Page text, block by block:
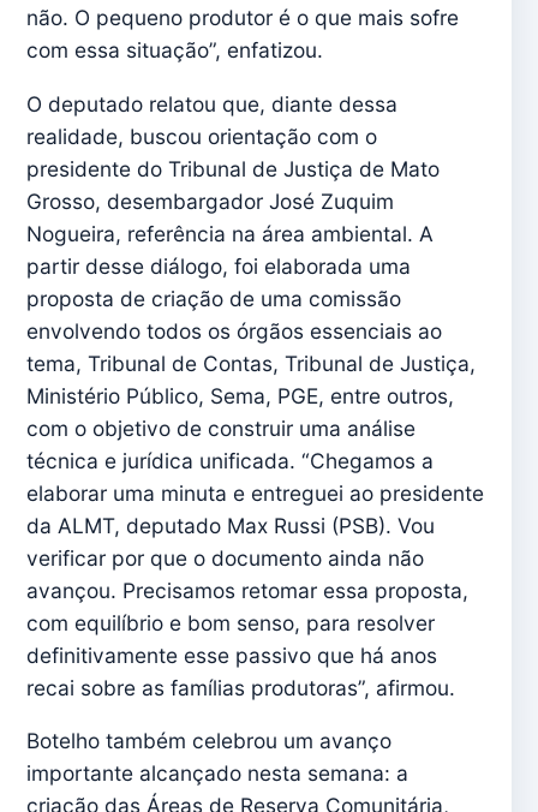
não. O pequeno produtor é o que mais sofre
com essa situação”, enfatizou.
O deputado relatou que, diante dessa
realidade, buscou orientação com o
presidente do Tribunal de Justiça de Mato
Grosso, desembargador José Zuquim
Nogueira, referência na área ambiental. A
partir desse diálogo, foi elaborada uma
proposta de criação de uma comissão
envolvendo todos os órgãos essenciais ao
tema, Tribunal de Contas, Tribunal de Justiça,
Ministério Público, Sema, PGE, entre outros,
com o objetivo de construir uma análise
técnica e jurídica unificada. “Chegamos a
elaborar uma minuta e entreguei ao presidente
da ALMT, deputado Max Russi (PSB). Vou
verificar por que o documento ainda não
avançou. Precisamos retomar essa proposta,
com equilíbrio e bom senso, para resolver
definitivamente esse passivo que há anos
recai sobre as famílias produtoras”, afirmou.
Botelho também celebrou um avanço
importante alcançado nesta semana: a
criação das Áreas de Reserva Comunitária,